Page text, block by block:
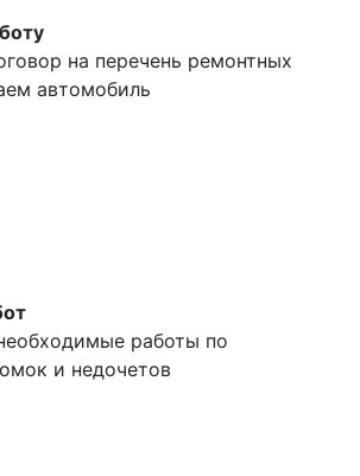
на перечень ремонтных
автомобиль
работы по
и недочетов